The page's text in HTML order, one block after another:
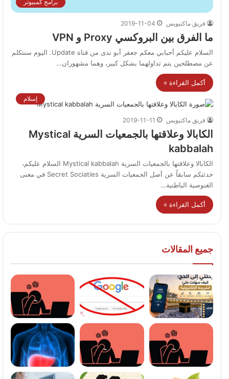
برامج كمبيوتر
فريق ماكتيوبس 2019-11-04
ما الفرق بين البروكسي Proxy و VPN
السلام عليكم أحبابي معكم جعفر أبو ندى من قناة Update. اليوم سنتكلم
عن مصطلحين يتم تداولهما بشكل كبير، وهما مشهوران…
أكمل القراءة »
إسلام
فريق ماكتيوبس 2019-11-11
الكابالا وعلاقتها بالجمعيات السرية Mystical
kabbalah
الكابالا وعلاقتها بالجمعيات السرية Mystical kabbalah السلام عليكم،
حدثتكم سابقاً عن أصل الجمعيات السرية Secret Sociaties في معنى
الغنوصية الباطنية…
أكمل القراءة »
جميع المقالات